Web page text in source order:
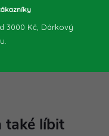
3000 Kč, Dárkový